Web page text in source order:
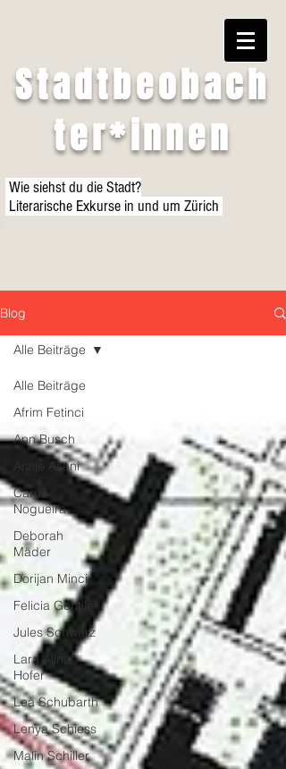
Stadtbeobach
ter*innen
Wie siehst du die Stadt?
Literarische Exkurse in und um Zürich
Blog
Alle Beiträge
Afrim Fetinci
Ann Busch
Arzije Asani
Caruã
Nogueira
Deborah
Mäder
Dorijan Minci
Felicia Gentile
Jules Schwarz
Lara Alina
Hofer
Lea Schubarth
Lenya Schiess
Malin Schiller
Alle Beiträge